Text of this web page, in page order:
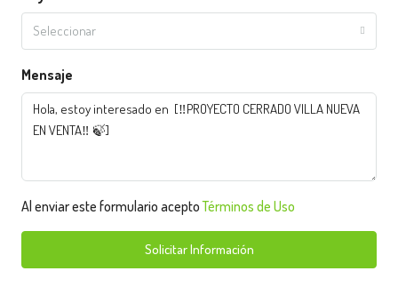
Seleccionar
Mensaje
Al enviar este formulario aceptoTérminos de Uso
Solicitar Información